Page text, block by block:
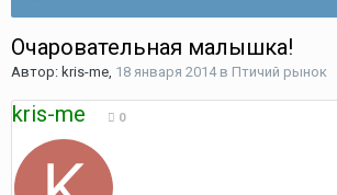
Очаровательная малышка!
Автор: kris-me, 18 января 2014в Птичий рынок
kris-me 0